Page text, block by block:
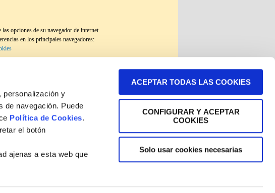
y
de navegación. Puede
Política de Cookies.
el botón
ajenas a esta web que
ACEPTAR TODAS LAS COOKIES
CONFIGURAR Y ACEPTAR
COOKIES
Solo usar cookies necesarias
opciones de su navegador de internet.
en los principales navegadores:
y-
ejercitarlos.